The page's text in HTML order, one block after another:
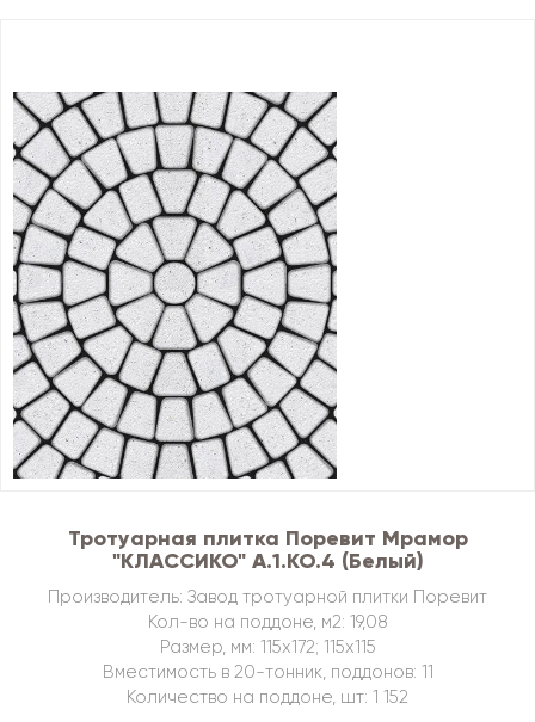
Тротуарная плитка Поревит Мрамор
"КЛАССИКО" А.1.КО.4 (Белый)
Производитель: Завод тротуарной плитки Поревит
Кол-во на поддоне, м2: 19,08
Размер, мм: 115х172; 115х115
Вместимость в 20-тонник, поддонов: 11
Количество на поддоне, шт: 1 152